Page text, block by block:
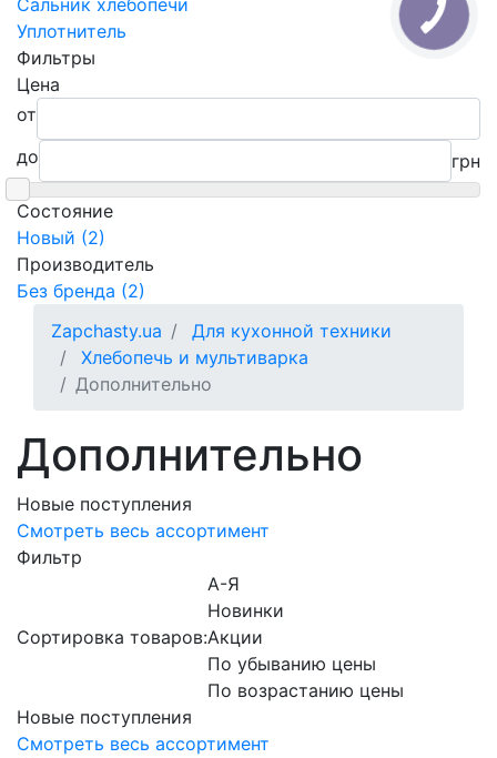
Сальник хлебопечи
Уплотнитель
Фильтры
Цена
от
до
грн
Состояние
Новый (2)
Производитель
Без бренда (2)
Zapchasty.ua
Для кухонной техники
Хлебопечь и мультиварка
Дополнительно
Дополнительно
Новые поступления
Смотреть весь ассортимент
Фильтр
Сортировка товаров:
А-Я
Новинки
Акции
По убыванию цены
По возрастанию цены
Новые поступления
Смотреть весь ассортимент